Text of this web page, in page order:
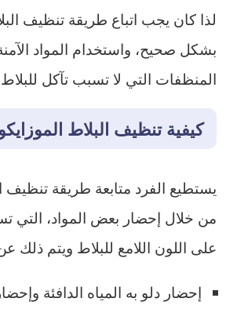
لذا كان يجب اتباع طريقة تنظيف
بشكل صحيح، واستخدام المواد
المنظفات التي لا تسبب تآكل
كيفية تنظيف البلاط الموزايكو
يستطيع الفرد متابعة طريقة تنظيف
من خلال إحضار بعض المواد، التي
على اللون اللامع للبلاط ويتم ذلك
إحضار دلو به المياه الدافئة